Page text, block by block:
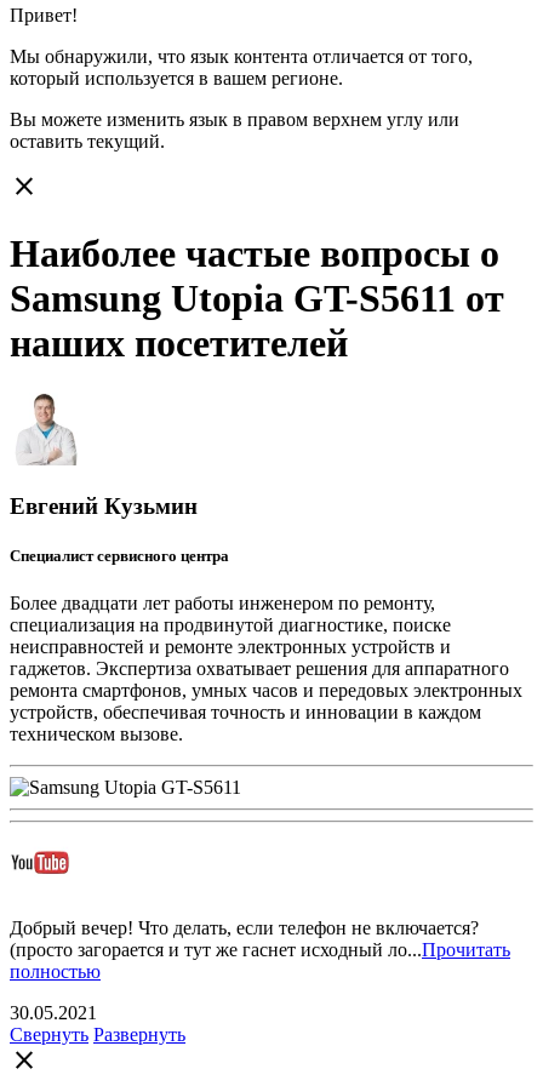
Привет!
Мы обнаружили, что язык контента отличается от того,
который используется в вашем регионе.
Вы можете изменить язык в правом верхнем углу или
оставить текущий.
close
Наиболее частые вопросы о
Samsung Utopia GT-S5611 от
наших посетителей
Евгений Кузьмин
Специалист сервисного центра
Более двадцати лет работы инженером по ремонту,
специализация на продвинутой диагностике, поиске
неисправностей и ремонте электронных устройств и
гаджетов. Экспертиза охватывает решения для аппаратного
ремонта смартфонов, умных часов и передовых электронных
устройств, обеспечивая точность и инновации в каждом
техническом вызове.
Добрый вечер! Что делать, если телефон не включается?
(просто загорается и тут же гаснет исходный ло...Прочитать
полностью
30.05.2021
Свернуть Развернуть
close